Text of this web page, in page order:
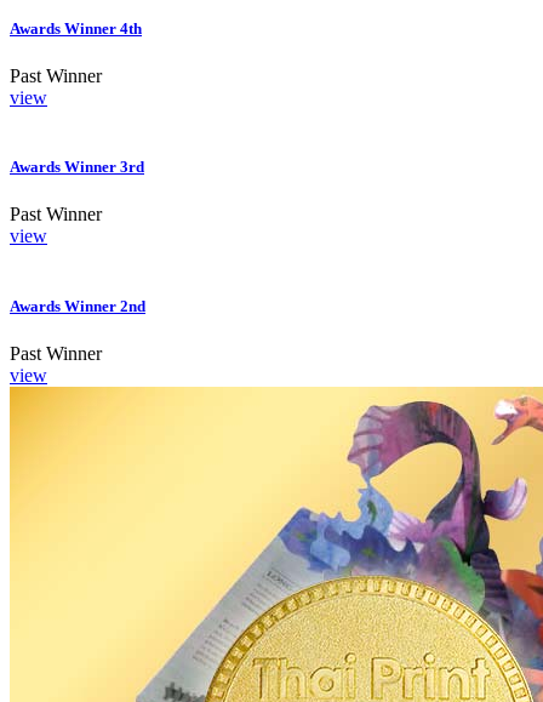
Awards Winner 4th
Past Winner
view
Awards Winner 3rd
Past Winner
view
Awards Winner 2nd
Past Winner
view